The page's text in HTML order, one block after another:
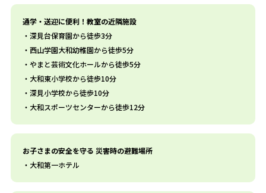
通学・送迎に便利！教室の近隣施設
深見台保育園から徒歩3分
西山学園大和幼稚園から徒歩5分
やまと芸術文化ホールから徒歩5分
大和東小学校から徒歩10分
深見小学校から徒歩10分
大和スポーツセンターから徒歩12分
お子さまの安全を守る 災害時の避難場所
大和第一ホテル